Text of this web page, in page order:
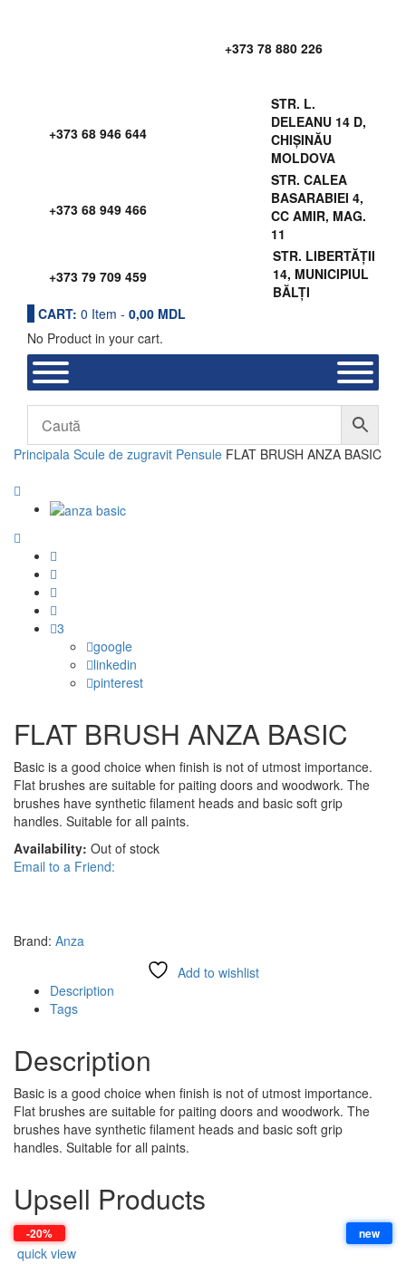
+373 78 880 226
+373 68 946 644
STR. L.
DELEANU 14 D,
CHIȘINĂU
MOLDOVA
+373 68 949 466
STR. CALEA
BASARABIEI 4,
CC AMIR, MAG.
11
+373 79 709 459
STR. LIBERTĂȚII
14, MUNICIPIUL
BĂLȚI
CART: 0 Item - 0,00 MDL
No Product in your cart.
Principala Scule de zugravit Pensule FLAT BRUSH ANZA BASIC
3
google
linkedin
pinterest
FLAT BRUSH ANZA BASIC
Basic is a good choice when finish is not of utmost importance.
Flat brushes are suitable for paiting doors and woodwork. The
brushes have synthetic filament heads and basic soft grip
handles. Suitable for all paints.
Availability: Out of stock
Email to a Friend:
Brand: Anza
Add to wishlist
Description
Tags
Description
Basic is a good choice when finish is not of utmost importance.
Flat brushes are suitable for paiting doors and woodwork. The
brushes have synthetic filament heads and basic soft grip
handles. Suitable for all paints.
Upsell Products
new
-20%
quick view